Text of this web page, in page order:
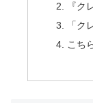
『ク
「ク
こち